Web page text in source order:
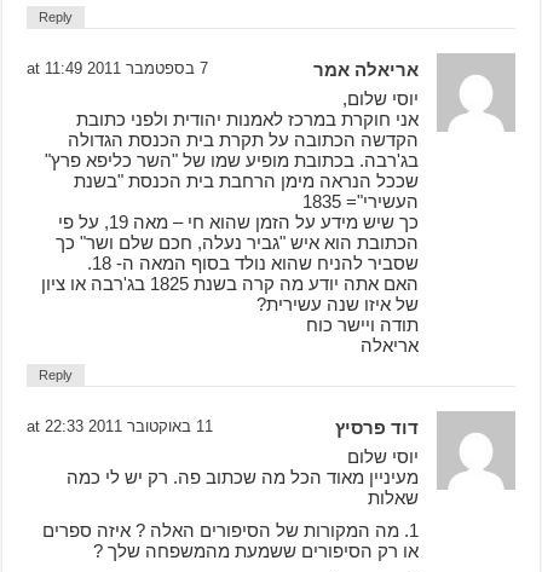
Reply
אריאלה אמר 7 בספטמבר 2011 at 11:49
יוסי שלום,
אני חוקרת במרכז לאמנות יהודית ולפני כתובת
הקדשה הכתובה על תקרת בית הכנסת הגדולה
בג'רבה. בכתובת מופיע שמו של "השר כליפא פרץ"
שככל הנראה מימן הרחבת בית הכנסת "בשנת
העשירי"= 1835
כך שיש מידע על הזמן שהוא חי – מאה 19, על פי
הכתובת הוא איש "גביר נעלה, חכם שלם ושר" כך
שסביר להניח שהוא נולד בסוף המאה ה- 18.
האם אתה יודע מה קרה בשנת 1825 בג'רבה או ציון
של איזו שנה עשירית?
תודה ויישר כוח
אריאלה
Reply
דוד פרסיץ 11 באוקטובר 2011 at 22:33
יוסי שלום
מעיניין מאוד הכל מה שכתוב פה. רק יש לי כמה
שאלות
1. מה המקורות של הסיפורים האלה ? איזה ספרים
או רק הסיפורים ששמעת מהמשפחה שלך ?